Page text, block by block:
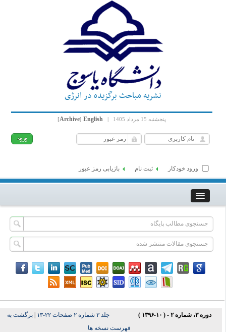
نشریه مباحث برگزیده در انرژی
پنجشنبه 15 مرداد 1405 |
English
[Archive]
ورود خودکار ثبت نام بازیابی رمز عبور
دوره ۳، شماره ۲ - ( ۱۰-۱۳۹۶ ) جلد ۳ شماره ۲ صفحات ۲۲-۱۳ |برگشت به
فهرست نسخه ها